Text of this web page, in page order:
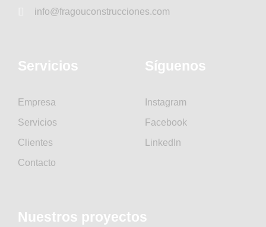
info@fragouconstrucciones.com
Servicios
Empresa
Servicios
Clientes
Contacto
Síguenos
Instagram
Facebook
LinkedIn
Nuestros proyectos